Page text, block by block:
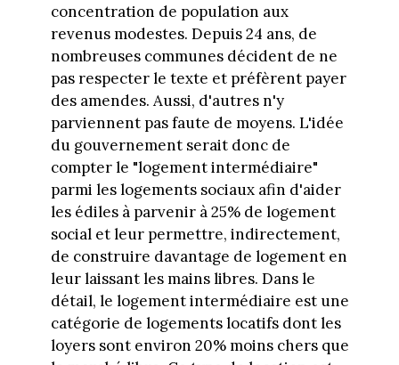
concentration de population aux
revenus modestes. Depuis 24 ans, de
nombreuses communes décident de ne
pas respecter le texte et préfèrent payer
des amendes. Aussi, d'autres n'y
parviennent pas faute de moyens. L'idée
du gouvernement serait donc de
compter le "logement intermédiaire"
parmi les logements sociaux afin d'aider
les édiles à parvenir à 25% de logement
social et leur permettre, indirectement,
de construire davantage de logement en
leur laissant les mains libres. Dans le
détail, le logement intermédiaire est une
catégorie de logements locatifs dont les
loyers sont environ 20% moins chers que